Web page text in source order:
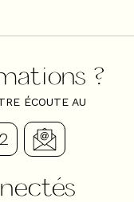
?
ÉCOUTE AU